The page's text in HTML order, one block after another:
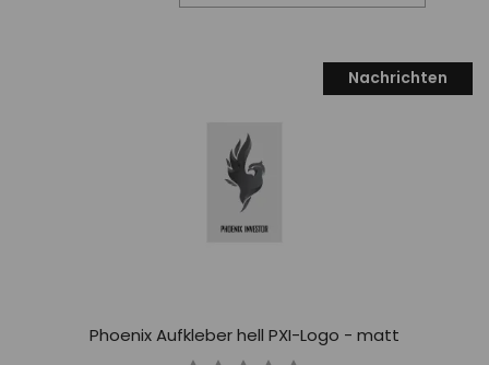
Nachrichten
Phoenix Aufkleber hell PXI-Logo - matt